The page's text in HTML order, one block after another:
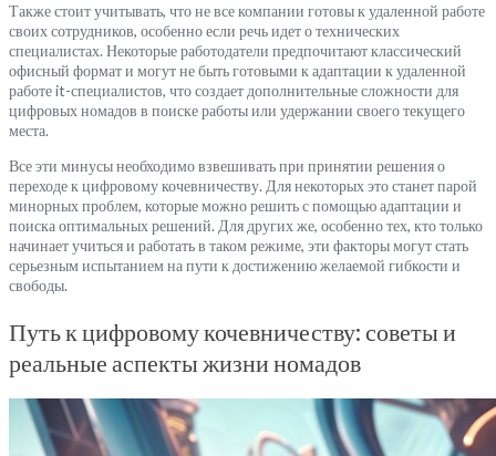
Также стоит учитывать, что не все компании готовы к удаленной работе
своих сотрудников, особенно если речь идет о технических
специалистах. Некоторые работодатели предпочитают классический
офисный формат и могут не быть готовыми к адаптации к удаленной
работе it-специалистов, что создает дополнительные сложности для
цифровых номадов в поиске работы или удержании своего текущего
места.
Все эти минусы необходимо взвешивать при принятии решения о
переходе к цифровому кочевничеству. Для некоторых это станет парой
минорных проблем, которые можно решить с помощью адаптации и
поиска оптимальных решений. Для других же, особенно тех, кто только
начинает учиться и работать в таком режиме, эти факторы могут стать
серьезным испытанием на пути к достижению желаемой гибкости и
свободы.
Путь к цифровому кочевничеству: советы и
реальные аспекты жизни номадов